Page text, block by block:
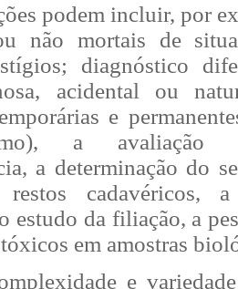
podem incluir, por
não mortais de
diagnóstico
acidental ou
e
a
a determinação do
cadavéricos, a
estudo da filiação, a
em amostras
e